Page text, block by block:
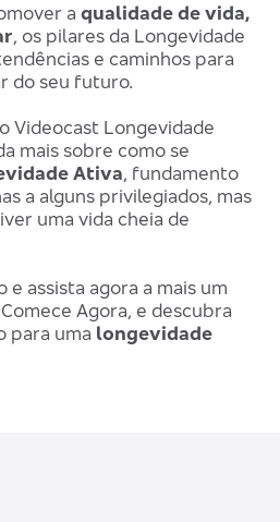
a qualidade de vida,
, os pilares da Longevidade
e caminhos para
do seu futuro.
Videocast Longevidade
mais sobre como se
Ativa, fundamento
a alguns privilegiados, mas
uma vida cheia de
e assista agora a mais um
Agora, e descubra
para uma longevidade